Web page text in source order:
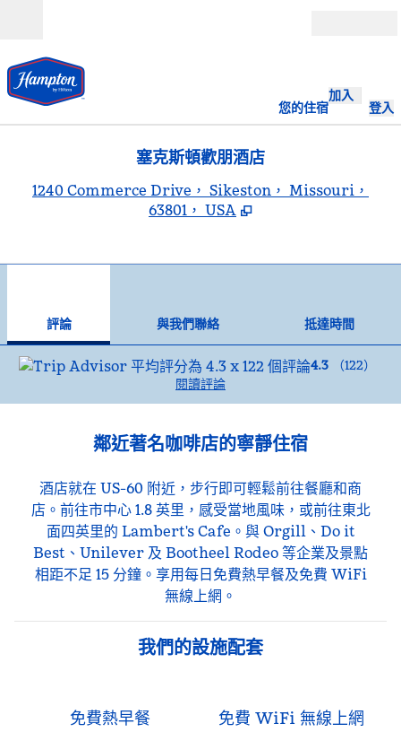
您的住宿
加入
登入
塞克斯頓歡朋酒店
1240 Commerce Drive， Sikeston， Missouri，
63801， USA
評論 與我們聯絡
抵達時間
4.3 （122）
閱讀評論
鄰近著名咖啡店的寧靜住宿
酒店就在 US-60 附近，步行即可輕鬆前往餐廳和商
店。前往市中心 1.8 英里，感受當地風味，或前往東北
面四英里的 Lambert's Cafe。與 Orgill、Do it
Best、Unilever 及 Bootheel Rodeo 等企業及景點
相距不足 15 分鐘。享用每日免費熱早餐及免費 WiFi
無線上網。
我們的設施配套
免費熱早餐 免費 WiFi 無線上網